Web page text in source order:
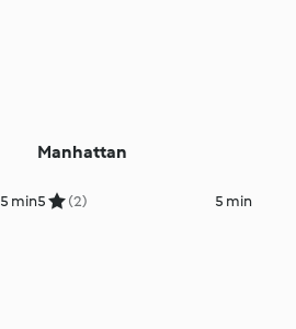
5 min
Manhattan
5 (2) 5 min